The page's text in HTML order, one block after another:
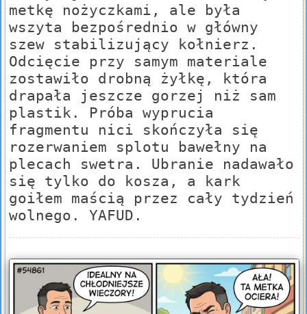
metkę nożyczkami, ale była
wszyta bezpośrednio w główny
szew stabilizujący kołnierz.
Odcięcie przy samym materiale
zostawiło drobną żyłkę, która
drapała jeszcze gorzej niż sam
plastik. Próba wyprucia
fragmentu nici skończyła się
rozerwaniem splotu bawełny na
plecach swetra. Ubranie nadawało
się tylko do kosza, a kark
goiłem maścią przez cały tydzień
wolnego. YAFUD.